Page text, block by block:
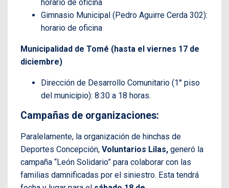
horario de oficina
Gimnasio Municipal (Pedro Aguirre Cerda 302):
horario de oficina
Municipalidad de Tomé (hasta el viernes 17 de
diciembre)
Dirección de Desarrollo Comunitario (1° piso
del municipio): 8:30 a 18 horas.
Campañas de organizaciones:
Paralelamente, la organización de hinchas de
Deportes Concepción, Voluntarios Lilas, generó la
campaña “León Solidario” para colaborar con las
familias damnificadas por el siniestro. Esta tendrá